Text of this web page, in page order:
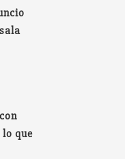
lo que